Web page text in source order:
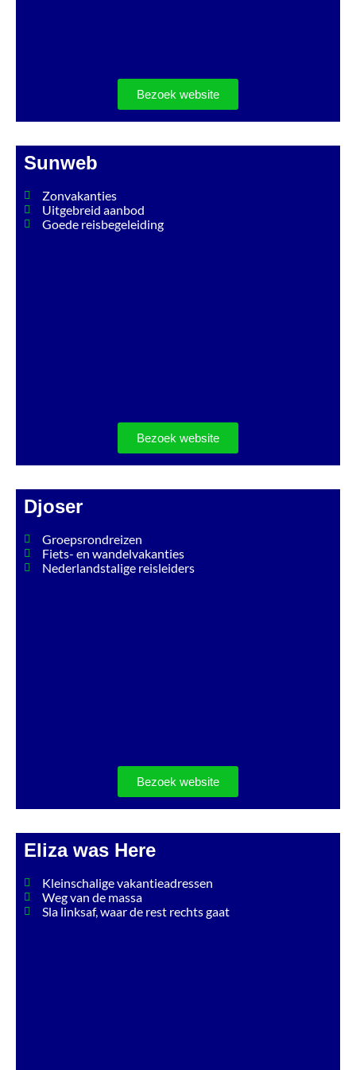
Bezoek website
Sunweb
Zonvakanties
Uitgebreid aanbod
Goede reisbegeleiding
Bezoek website
Djoser
Groepsrondreizen
Fiets- en wandelvakanties
Nederlandstalige reisleiders
Bezoek website
Eliza was Here
Kleinschalige vakantieadressen
Weg van de massa
Sla linksaf, waar de rest rechts gaat